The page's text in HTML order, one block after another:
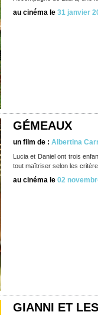
au cinéma le 31 janvier
GÉMEAUX
un film de : Albertina
Lucia et Daniel ont trois
tout maîtriser selon les
au cinéma le 02
GIANNI ET